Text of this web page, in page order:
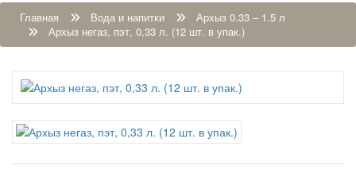
Главная Вода и напитки
Архыз 0.33 – 1.5 л
Архыз негаз, пэт, 0,33 л. (12 шт. в упак.)